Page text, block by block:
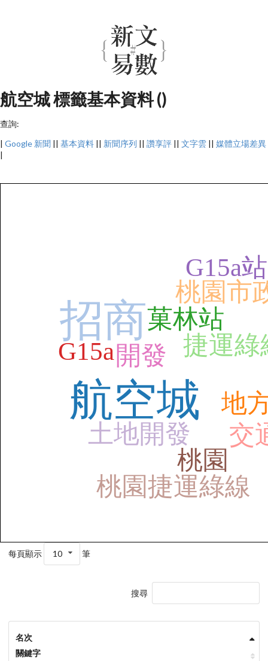
航空城 標籤基本資料 ()
查詢:
| Google 新聞 || 基本資料 || 新聞序列 || 讚享評 || 文字雲 || 媒體立場差異
|
航空城
招商
地
桃園市
菓林站
捷運綠
G15a
交
G15a站
土地開發
桃園
桃園捷運綠線
開發
每頁顯示 10 筆
搜尋
名次
關鍵字